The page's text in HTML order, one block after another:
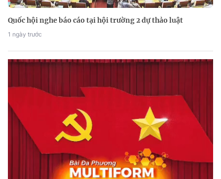
Quốc hội nghe báo cáo tại hội trường 2 dự thảo luật
1 ngày trước